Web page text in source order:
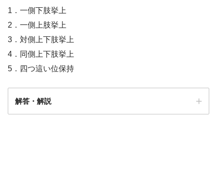
1．一側下肢挙上
2．一側上肢挙上
3．対側上下肢挙上
4．同側上下肢挙上
5．四つ這い位保持
解答・解説